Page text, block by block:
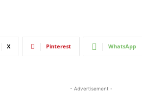
X Pinterest WhatsApp
- Advertisement -